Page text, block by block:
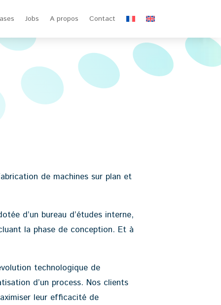
Jobs A propos Contact
de machines sur plan et
d’un bureau d’études interne,
la phase de conception. Et à
technologique de
d’un process. Nos clients
leur efficacité de